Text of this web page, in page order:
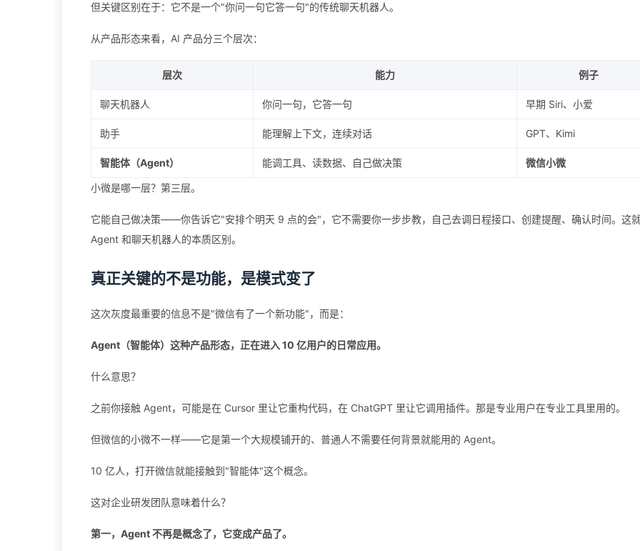
但关键区别在于：它不是一个"你问一句它答一句"的传统聊天机器人。
从产品形态来看，AI 产品分三个层次：
层次 能力 例子
聊天机器人 你问一句，它答一句 早期 Siri、小爱
助手 能理解上下文，连续对话 GPT、Kimi
智能体（Agent） 能调工具、读数据、自己做决策 微信小微
小微是哪一层？第三层。
它能自己做决策——你告诉它"安排个明天 9 点的会"，它不需要你一步步教，自己去调日程接口、创建提醒、确认时间。这
Agent 和聊天机器人的本质区别。
真正关键的不是功能，是模式变了
这次灰度最重要的信息不是"微信有了一个新功能"，而是：
Agent（智能体）这种产品形态，正在进入 10 亿用户的日常应用。
什么意思？
之前你接触 Agent，可能是在 Cursor 里让它重构代码，在 ChatGPT 里让它调用插件。那是专业用户在专业工具里用的。
但微信的小微不一样——它是第一个大规模铺开的、普通人不需要任何背景就能用的 Agent。
10 亿人，打开微信就能接触到"智能体"这个概念。
这对企业研发团队意味着什么？
第一，Agent 不再是概念了，它变成产品了。